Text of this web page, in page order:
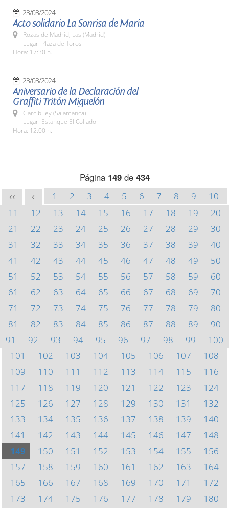
23/03/2024
Acto solidario La Sonrisa de María
Rozas de Madrid, Las (Madrid)
Lugar: Plaza de Toros
Hora: 17:30 h.
23/03/2024
Aniversario de la Declaración del
Graffiti Tritón Miguelón
Garcibuey (Salamanca)
Lugar: Estanque El Collado
Hora: 12:00 h.
Página 149de 434
<< < 1 2 3 4 5 6 7 8 9
10
11
12 13 14 15 16 17 18 19
20
21
22 23 24 25 26 27 28 29
30
31
32 33 34 35 36 37 38 39
40
41
42 43 44 45 46 47 48 49
50
51
52 53 54 55 56 57 58 59
60
61
62 63 64 65 66 67 68 69
70
71
72 73 74 75 76 77 78 79
80
81
82 83 84 85 86 87 88 89
90
91
92 93 94 95 96 97 98 99
100
101
102 103 104 105 106 107
108
109
110 111 112 113 114 115
116
117
118 119 120 121 122 123
124
125
126 127 128 129 130 131
132
133
134 135 136 137 138 139
140
141
142 143 144 145 146 147
148
149
150 151 152 153 154 155
156
157
158 159 160 161 162 163
164
165
166 167 168 169 170 171
172
173
174 175 176 177 178 179
180